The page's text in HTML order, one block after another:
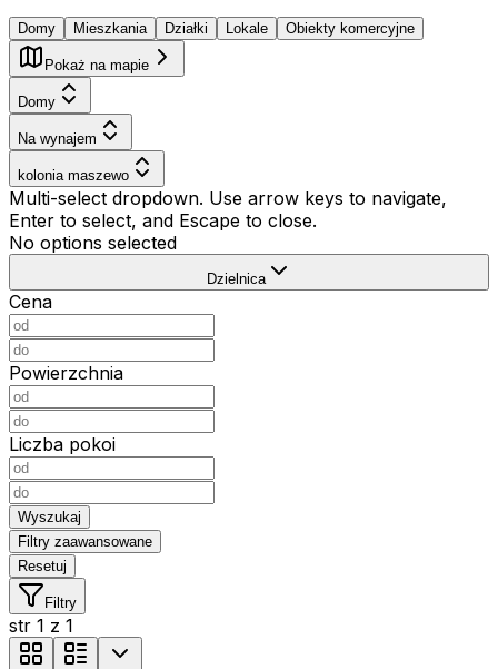
Domy Mieszkania Działki Lokale Obiekty komercyjne
Pokaż na mapie
Domy
Na wynajem
kolonia maszewo
Multi-select dropdown. Use arrow keys to navigate,
Enter to select, and Escape to close.
No options selected
Dzielnica
Cena
Powierzchnia
Liczba pokoi
Wyszukaj
Filtry zaawansowane
Resetuj
Filtry
str 1 z 1